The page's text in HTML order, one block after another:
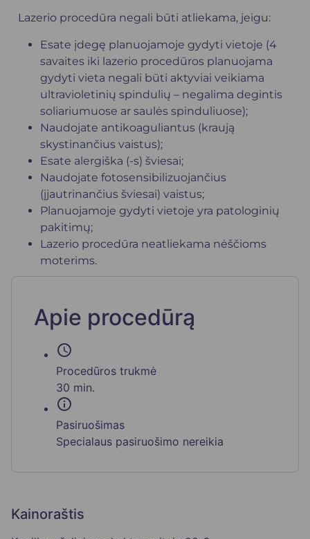
Lazerio procedūra negali būti atliekama, jeigu:
Esate įdegę planuojamoje gydyti vietoje (4
savaites iki lazerio procedūros planuojama
gydyti vieta negali būti aktyviai veikiama
ultravioletinių spindulių – negalima degintis
soliariumuose ar saulės spinduliuose);
Naudojate antikoaguliantus (kraują
skystinančius vaistus);
Esate alergiška (-s) šviesai;
Naudojate fotosensibilizuojančius
(įjautrinančius šviesai) vaistus;
Planuojamoje gydyti vietoje yra patologinių
pakitimų;
Lazerio procedūra neatliekama nėščioms
moterims.
Apie procedūrą
schedule
Procedūros trukmė
30 min.
info
Pasiruošimas
Specialaus pasiruošimo nereikia
Kainoraštis